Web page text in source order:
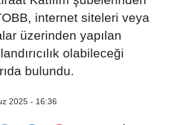
internet siteleri veya
üzerinden yapılan
olabileceği
bulundu.
2025 - 16:36